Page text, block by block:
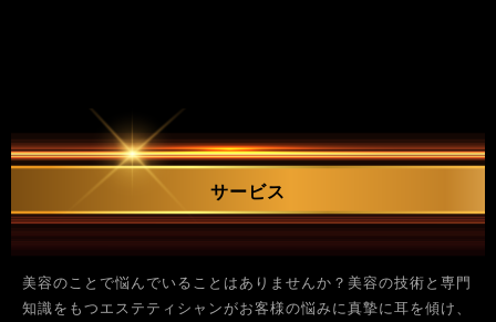
サービス
美容のことで悩んでいることはありませんか？美容の技術と専門
知識をもつエステティシャンがお客様の悩みに真摯に耳を傾け、